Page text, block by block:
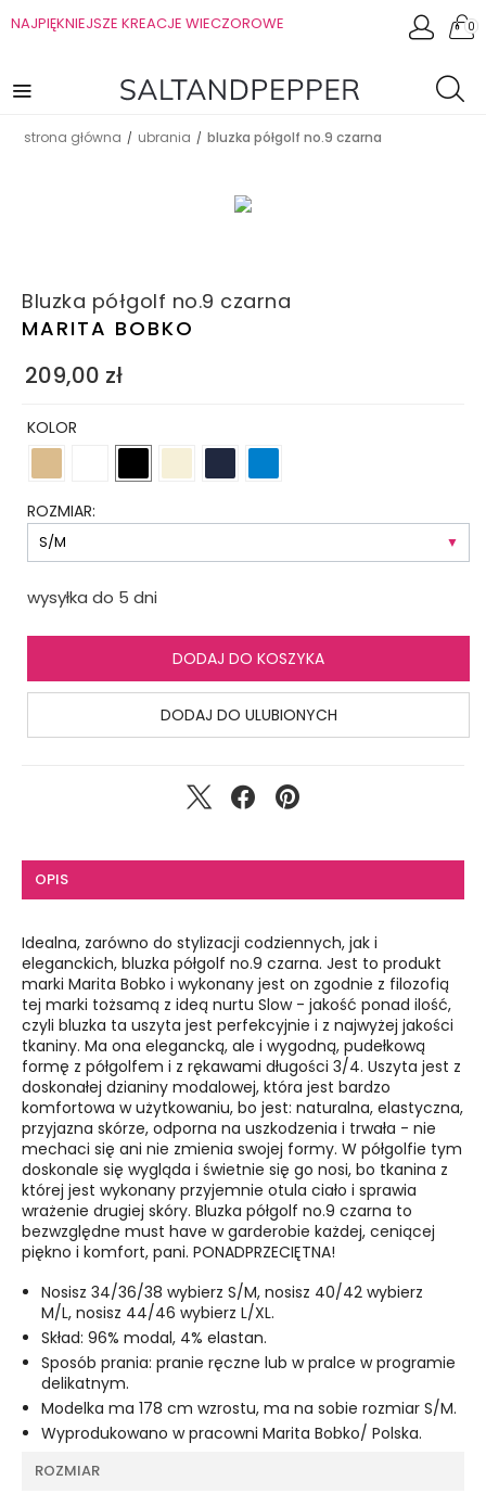
NAJPIĘKNIEJSZE KREACJE WIECZOROWE 0
strona główna / ubrania / bluzka półgolf no.9 czarna
Bluzka półgolf no.9 czarna
MARITA BOBKO
209,00 zł
KOLOR
ROZMIAR:
wysyłka do 5 dni
DODAJ DO KOSZYKA
DODAJ DO ULUBIONYCH
OPIS
Idealna, zarówno do stylizacji codziennych, jak i
eleganckich, bluzka półgolf no.9 czarna. Jest to produkt
marki Marita Bobko i wykonany jest on zgodnie z filozofią
tej marki tożsamą z ideą nurtu Slow - jakość ponad ilość,
czyli bluzka ta uszyta jest perfekcyjnie i z najwyżej jakości
tkaniny. Ma ona elegancką, ale i wygodną, pudełkową
formę z półgolfem i z rękawami długości 3/4. Uszyta jest z
doskonałej dzianiny modalowej, która jest bardzo
komfortowa w użytkowaniu, bo jest: naturalna, elastyczna,
przyjazna skórze, odporna na uszkodzenia i trwała - nie
mechaci się ani nie zmienia swojej formy. W półgolfie tym
doskonale się wygląda i świetnie się go nosi, bo tkanina z
której jest wykonany przyjemnie otula ciało i sprawia
wrażenie drugiej skóry. Bluzka półgolf no.9 czarna to
bezwzględne must have w garderobie każdej, ceniącej
piękno i komfort, pani. PONADPRZECIĘTNA!
Nosisz 34/36/38 wybierz S/M, nosisz 40/42 wybierz
M/L, nosisz 44/46 wybierz L/XL.
Skład: 96% modal, 4% elastan.
Sposób prania: pranie ręczne lub w pralce w programie
delikatnym.
Modelka ma 178 cm wzrostu, ma na sobie rozmiar S/M.
Wyprodukowano w pracowni Marita Bobko/ Polska.
ROZMIAR